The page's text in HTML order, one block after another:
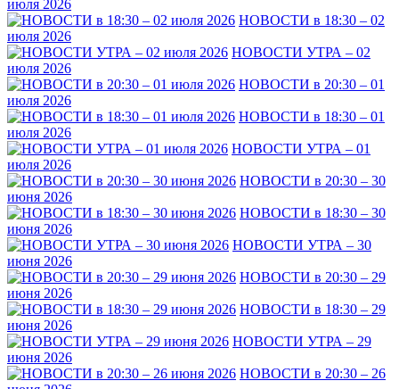
июля 2026
НОВОСТИ в 18:30 – 02
июля 2026
НОВОСТИ УТРА – 02
июля 2026
НОВОСТИ в 20:30 – 01
июля 2026
НОВОСТИ в 18:30 – 01
июля 2026
НОВОСТИ УТРА – 01
июля 2026
НОВОСТИ в 20:30 – 30
июня 2026
НОВОСТИ в 18:30 – 30
июня 2026
НОВОСТИ УТРА – 30
июня 2026
НОВОСТИ в 20:30 – 29
июня 2026
НОВОСТИ в 18:30 – 29
июня 2026
НОВОСТИ УТРА – 29
июня 2026
НОВОСТИ в 20:30 – 26